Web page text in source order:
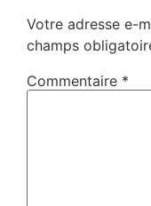
Votre adresse e-
champs
Commentaire *